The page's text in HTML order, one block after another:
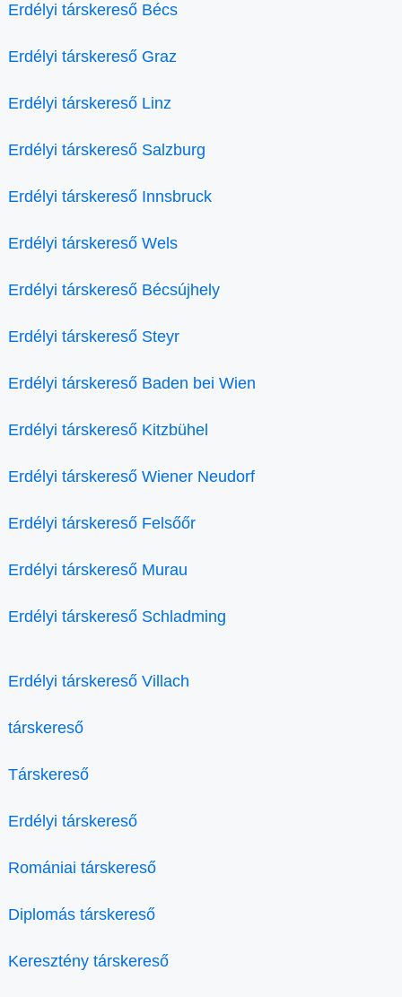
Erdélyi társkereső Bécs
Erdélyi társkereső Graz
Erdélyi társkereső Linz
Erdélyi társkereső Salzburg
Erdélyi társkereső Innsbruck
Erdélyi társkereső Wels
Erdélyi társkereső Bécsújhely
Erdélyi társkereső Steyr
Erdélyi társkereső Baden bei Wien
Erdélyi társkereső Kitzbühel
Erdélyi társkereső Wiener Neudorf
Erdélyi társkereső Felsőőr
Erdélyi társkereső Murau
Erdélyi társkereső Schladming
Erdélyi társkereső Villach
társkereső
Társkereső
Erdélyi társkereső
Romániai társkereső
Diplomás társkereső
Keresztény társkereső